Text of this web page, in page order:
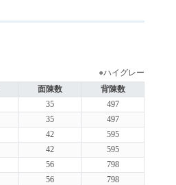
●ハイグレー
面陳数
背陳数
35
497
35
497
42
595
42
595
56
798
56 798